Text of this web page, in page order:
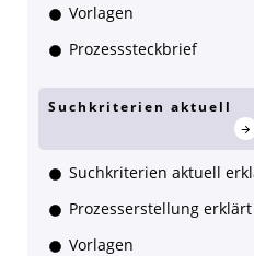
Vorlagen
Prozesssteckbrief
Suchkriterien aktuell
Suchkriterien aktuell
Prozesserstellung erklärt
Vorlagen